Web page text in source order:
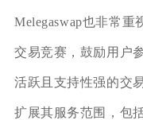
Melegaswap也非常
交易竞赛，鼓励用户
活跃且支持性强的交
扩展其服务范围，包